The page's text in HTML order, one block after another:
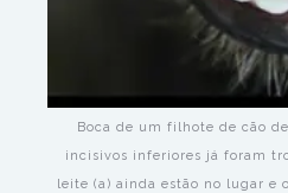
Boca de um filhote de cão
incisivos inferiores já foram
leite (a) ainda estão no lugar e